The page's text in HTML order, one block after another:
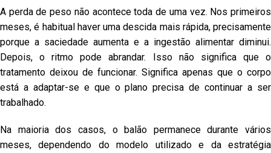
A perda de peso não acontece toda de uma vez. Nos primeiros
meses, é habitual haver uma descida mais rápida, precisamente
porque a saciedade aumenta e a ingestão alimentar diminui.
Depois, o ritmo pode abrandar. Isso não significa que o
tratamento deixou de funcionar. Significa apenas que o corpo
está a adaptar-se e que o plano precisa de continuar a ser
trabalhado.
Na maioria dos casos, o balão permanece durante vários
meses, dependendo do modelo utilizado e da estratégia